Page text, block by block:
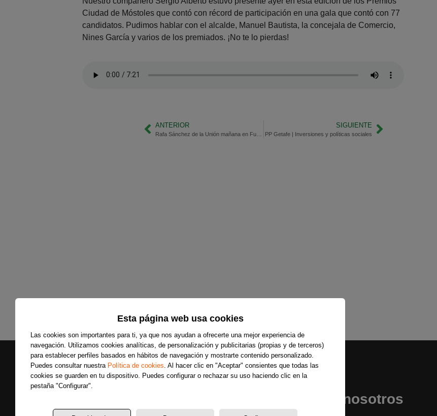
Esta página web usa cookies
Las cookies son importantes para ti, ya que nos ayudan a ofrecerte una mejor experiencia de
navegación. Utilizamos cookies analíticas, de personalización y publicitarias (propias y de terceros)
para establecer perfiles basados en hábitos de navegación y mostrarte contenido personalizado.
Puedes consultar nuestra Política de cookies. Al hacer clic en "Aceptar" consientes que todas las
cookies se guarden en tu dispositivo. Puedes configurar o rechazar su uso haciendo clic en la
pestaña "Configurar".
Ciudad de Móstoles que contó con récord de participación en una gala que contó con 77
candidatos. Pudimos hablar con el alcalde, Manuel Bautista, la concejala de Comercio,
Nines García y varios de los premiados. ¡No te lo pierdas!
ANTERIOR
Rafa Sánchez de la Unión mañana en Fuenlabrada
SIGUIENTE
PP Getafe | Inversiones y políticas sociales
Sobre nosotros